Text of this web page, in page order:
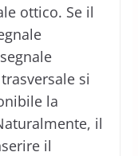
ottico. Se il
si
la
il
il